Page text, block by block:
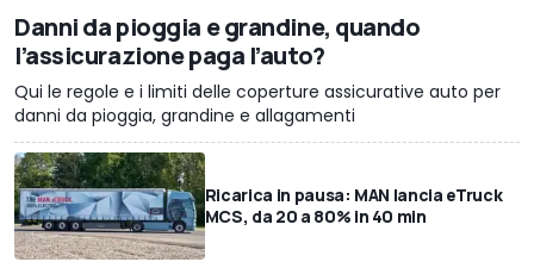
Danni da pioggia e grandine, quando
l’assicurazione paga l’auto?
Qui le regole e i limiti delle coperture assicurative auto per
danni da pioggia, grandine e allagamenti
Ricarica in pausa: MAN lancia eTruck
MCS, da 20 a 80% in 40 min